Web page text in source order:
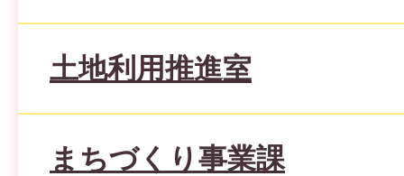
土地利用推進室
まちづくり事業課